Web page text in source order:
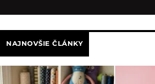
NAJNOVŠIE ČLÁNKY